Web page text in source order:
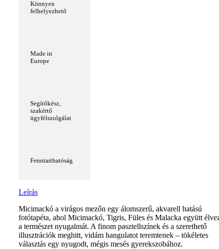
Könnyen
felhelyezhető
Made in
Europe
Segítőkész,
szakértő
ügyfélszolgálat
Fenntarthatóság
Leírás
Micimackó a virágos mezőn egy álomszerű, akvarell hatású
fotótapéta, ahol Micimackó, Tigris, Füles és Malacka együtt
a természet nyugalmát. A finom pasztellszínek és a szerethető
illusztrációk meghitt, vidám hangulatot teremtenek – tökéletes
választás egy nyugodt, mégis mesés gyerekszobához.